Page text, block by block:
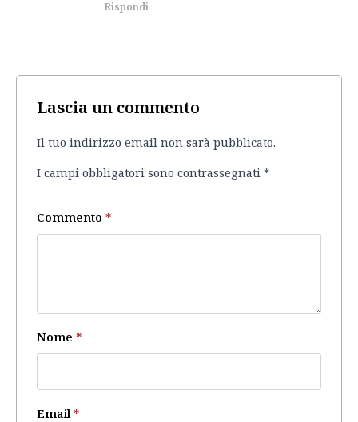
Rispondi
Lascia un commento
Il tuo indirizzo email non sarà pubblicato.
I campi obbligatori sono contrassegnati *
Commento *
Nome *
Email *